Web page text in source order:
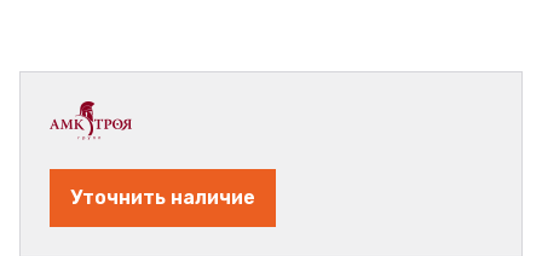
Уточнить наличие